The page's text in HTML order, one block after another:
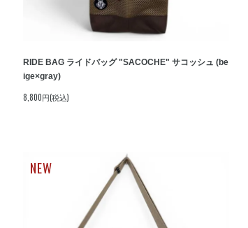
RIDE BAG ライドバッグ "SACOCHE" サコッシュ (be
ige×gray)
8,800円(税込)
NEW